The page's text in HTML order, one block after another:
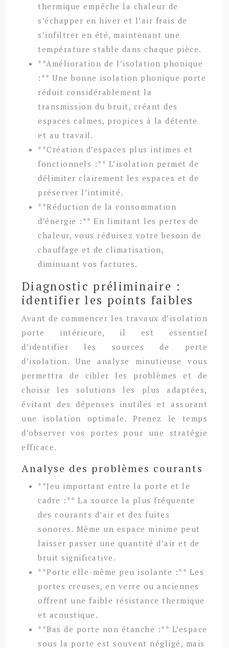
thermique empêche la chaleur de
s’échapper en hiver et l’air frais de
s’infiltrer en été, maintenant une
température stable dans chaque pièce.
**Amélioration de l’isolation phonique
:** Une bonne isolation phonique porte
réduit considérablement la
transmission du bruit, créant des
espaces calmes, propices à la détente
et au travail.
**Création d’espaces plus intimes et
fonctionnels :** L’isolation permet de
délimiter clairement les espaces et de
préserver l’intimité.
**Réduction de la consommation
d’énergie :** En limitant les pertes de
chaleur, vous réduisez votre besoin de
chauffage et de climatisation,
diminuant vos factures.
Diagnostic préliminaire :
identifier les points faibles
Avant de commencer les travaux d’isolation
porte intérieure, il est essentiel
d’identifier les sources de perte
d’isolation. Une analyse minutieuse vous
permettra de cibler les problèmes et de
choisir les solutions les plus adaptées,
évitant des dépenses inutiles et assurant
une isolation optimale. Prenez le temps
d’observer vos portes pour une stratégie
efficace.
Analyse des problèmes courants
**Jeu important entre la porte et le
cadre :** La source la plus fréquente
des courants d’air et des fuites
sonores. Même un espace minime peut
laisser passer une quantité d’air et de
bruit significative.
**Porte elle-même peu isolante :** Les
portes creuses, en verre ou anciennes
offrent une faible résistance thermique
et acoustique.
**Bas de porte non étanche :** L’espace
sous la porte est souvent négligé, mais